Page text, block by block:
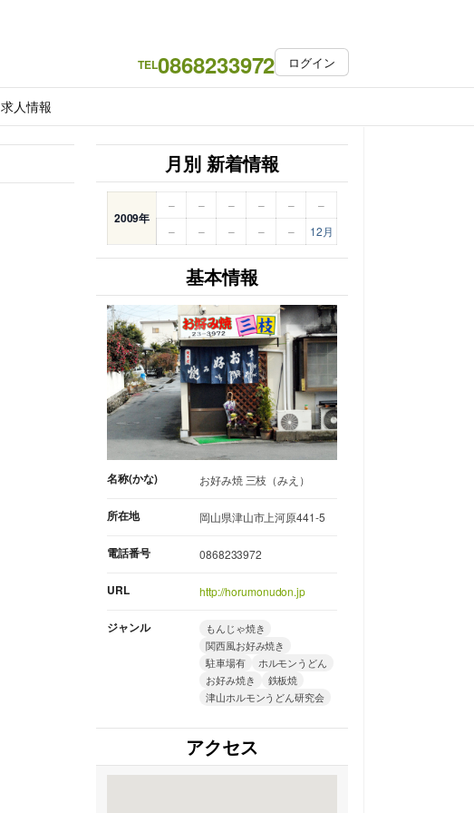
TEL0868233972 ログイン
求人情報
月別 新着情報
2009年
– – – – –
–
–
– – – – 12月
基本情報
名称(かな) お好み焼 三枝（みえ）
所在地 岡山県津山市上河原441-5
電話番号 0868233972
URL http://horumonudon.jp
ジャンル
もんじゃ焼き
関西風お好み焼き
駐車場有
ホルモンうどん
お好み焼き
鉄板焼
津山ホルモンうどん研究会
アクセス